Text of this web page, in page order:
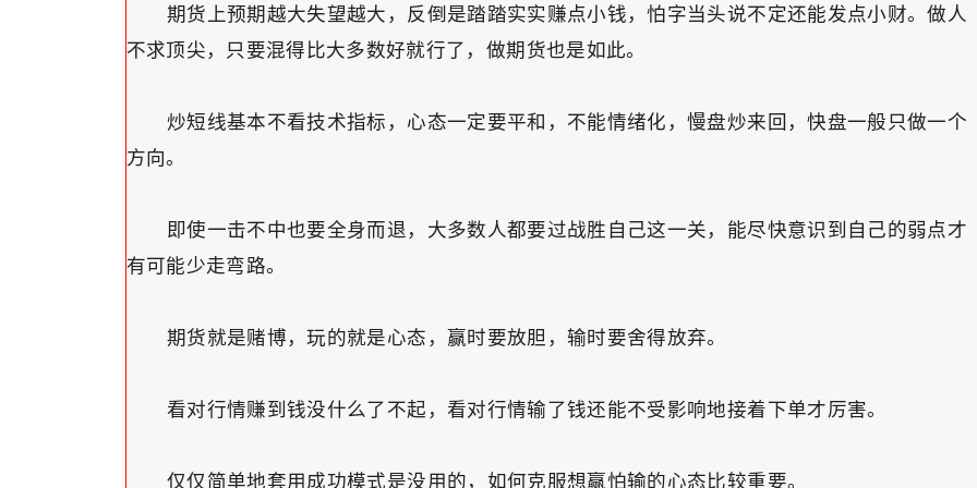
期货上预期越大失望越大，反倒是踏踏实实赚点小钱，怕字当头说不定还能发点小财。做人
不求顶尖，只要混得比大多数好就行了，做期货也是如此。
炒短线基本不看技术指标，心态一定要平和，不能情绪化，慢盘炒来回，快盘一般只做一个
方向。
即使一击不中也要全身而退，大多数人都要过战胜自己这一关，能尽快意识到自己的弱点才
有可能少走弯路。
期货就是赌博，玩的就是心态，赢时要放胆，输时要舍得放弃。
看对行情赚到钱没什么了不起，看对行情输了钱还能不受影响地接着下单才厉害。
仅仅简单地套用成功模式是没用的，如何克服想赢怕输的心态比较重要。